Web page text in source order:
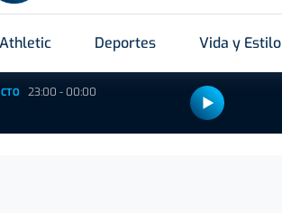
Athletic Deportes Vida y Estilo
23:00 - 00:00